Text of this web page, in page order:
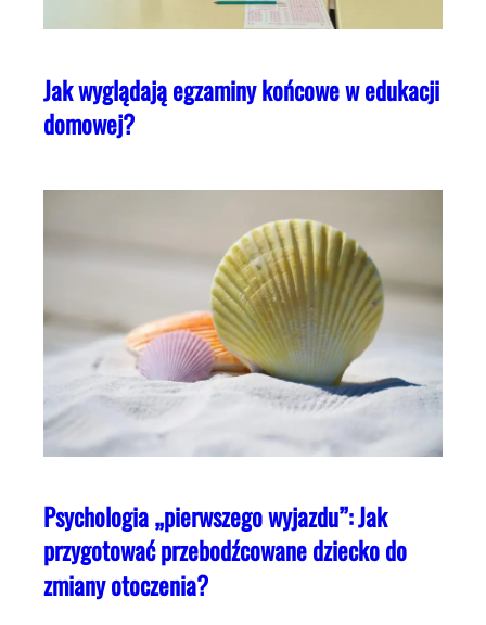
Jak wyglądają egzaminy końcowe w edukacji
domowej?
Psychologia „pierwszego wyjazdu”: Jak
przygotować przebodźcowane dziecko do
zmiany otoczenia?